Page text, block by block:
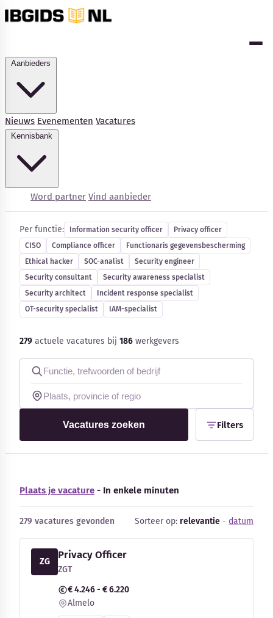
Nieuws Evenementen Vacatures
Word partner Vind aanbieder
Kennisbank
Blog
Bedrijfsupdates
Externe bronnen
Woordenboek
Auteurs
Cybersecurity-vacatures
Per functie: Information security officer
Privacy officer
CISO
Compliance officer
Functionaris gegevensbescherming
Ethical hacker
SOC-analist
Security engineer
Security consultant
Security awareness specialist
Security architect
Incident response specialist
OT-security specialist
IAM-specialist
279 actuele vacatures bij 186 werkgevers
Vacatures zoeken Filters
Plaats je vacature - In enkele minuten
279 vacatures gevonden Sorteer op: relevantie - datum
ZG
Privacy Officer
ZGT
€ 4.246 - € 6.220
Almelo